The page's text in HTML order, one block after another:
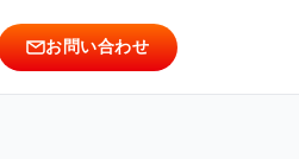
お問い合わせ